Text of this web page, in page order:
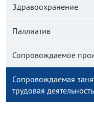
Здравоохранение
Паллиатив
Сопровождаемое
Сопровождаемая
трудовая